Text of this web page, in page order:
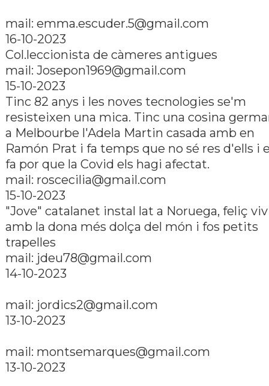
mail: emma.escuder.5@gmail.com
16-10-2023
Col.leccionista de càmeres antigues
mail: Josepon1969@gmail.com
15-10-2023
Tinc 82 anys i les noves tecnologies se'm
resisteixen una mica. Tinc una cosina
a Melbourbe l'Adela Martin casada amb en
Ramón Prat i fa temps que no sé res d'ells i
fa por que la Covid els hagi afectat.
mail: roscecilia@gmail.com
15-10-2023
"Jove" catalanet instal lat a Noruega, feliç
amb la dona més dolça del món i fos petits
trapelles
mail: jdeu78@gmail.com
14-10-2023
mail: jordics2@gmail.com
13-10-2023
mail: montsemarques@gmail.com
13-10-2023